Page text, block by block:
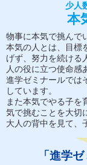
少人
本
物事に本気で挑んで
本気の人とは、目標
げず、努力を続ける
人の役に立つ使命感
進学ゼミナールでは
しています。
また本気でやる子を
気で挑むことを大切
大人の背中を見て、
「進学